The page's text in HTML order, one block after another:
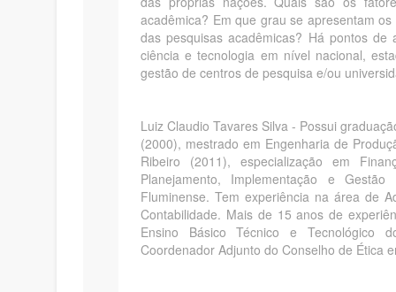
acadêmica? Em que grau se apresentam
das pesquisas acadêmicas? Há pontos
ciência e tecnologia em nível nacional,
gestão de centros de pesquisa e/ou
Luiz Claudio Tavares Silva - Possui
(2000), mestrado em Engenharia de
Ribeiro (2011), especialização em
Planejamento, Implementação e
Fluminense. Tem experiência na área de
Contabilidade. Mais de 15 anos de
Ensino Básico Técnico e Tecnológico
Coordenador Adjunto do Conselho de Ética